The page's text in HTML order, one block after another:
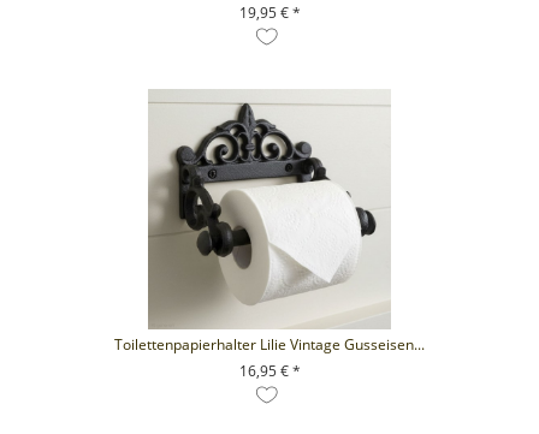
19,95 € *
+ IN DEN WARENKORB
Toilettenpapierhalter Lilie Vintage Gusseisen...
16,95 € *
+ IN DEN WARENKORB